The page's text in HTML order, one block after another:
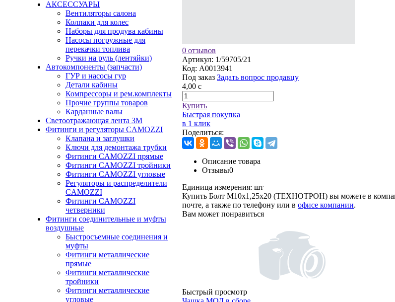
АКСЕССУАРЫ
Вентиляторы салона
Колпаки для колес
Наборы для продува кабины
Насосы погружные для
перекачки топлива
Ручки на руль (лентяйки)
Автокомпоненты (запчасти)
ГУР и насосы гур
Детали кабины
Компрессоры и рем.комплекты
Прочие группы товаров
Карданные валы
Светоотражающая лента 3М
Фитинги и регуляторы CAMOZZI
Клапана и заглушки
Ключи для демонтажа трубки
Фитинги CAMOZZI прямые
Фитинги CAMOZZI тройники
Фитинги CAMOZZI угловые
Регуляторы и распределители
CAMOZZI
Фитинги CAMOZZI
четверники
Фитинги соединительные и муфты
воздушные
Быстросъемные соединения и
муфты
Фитинги металлические
прямые
Фитинги металлические
тройники
Фитинги металлические
угловые
0 отзывов
Артикул: 1/59705/21
Код: A0013941
Под заказ Задать вопрос продавцу
4,00 c
Купить
Быстрая покупка
в 1 клик
Поделиться:
Описание товара
Отзывы0
Единица измерения: шт
Купить Болт М10х1,25х20 (ТЕХНОТРОН) вы можете в
почте, а также по телефону или в офисе компании.
Вам может понравиться
Быстрый просмотр